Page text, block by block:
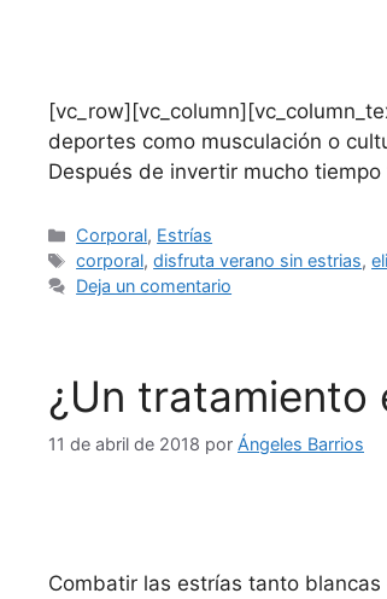
deportes como musculación o
Después de invertir mucho
Corporal, Estrías
corporal,disfruta verano sin estrias,
Deja un comentario
¿Un tratamiento
11 de abril de 2018 por Ángeles Barrios
Combatir las estrías tanto